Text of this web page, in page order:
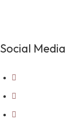
Social Media